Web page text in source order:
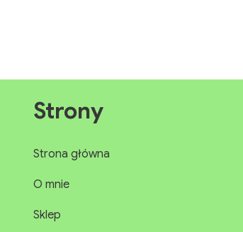
Strony
Strona główna
O mnie
Sklep